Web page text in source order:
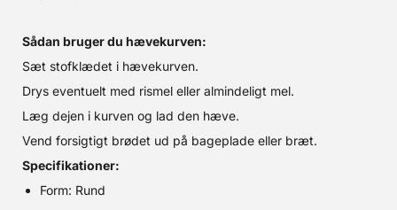
Sådan bruger du hævekurven:
Sæt stofklædet i hævekurven.
Drys eventuelt med rismel eller almindeligt mel.
Læg dejen i kurven og lad den hæve.
Vend forsigtigt brødet ud på bageplade eller bræt.
Specifikationer:
Form: Rund